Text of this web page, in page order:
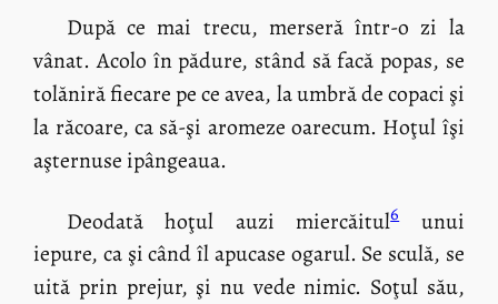
După ce mai trecu, merseră într-o zi la
vânat. Acolo în pădure, stând să facă popas, se
tolăniră fiecare pe ce avea, la umbră de copaci şi
la răcoare, ca să-şi aromeze oarecum. Hoţul îşi
aşternuse ipângeaua.
Deodată hoţul auzi miercăitul6unui
iepure, ca şi când îl apucase ogarul. Se sculă, se
uită prin prejur, şi nu vede nimic. Soţul său,